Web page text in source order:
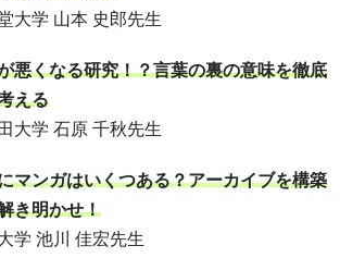
大学 山本 史郎先生
悪くなる研究！？言葉の裏の意味を徹底
える
大学 石原 千秋先生
マンガはいくつある？アーカイブを構築
き明かせ！
学 池川 佳宏先生